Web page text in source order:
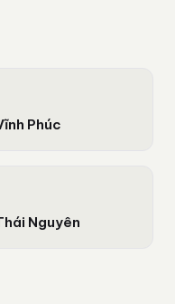
Phúc
Nguyên